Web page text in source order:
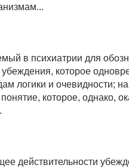
в психиатрии для
которое
логики и очевидности;
которое, однако,
действительности